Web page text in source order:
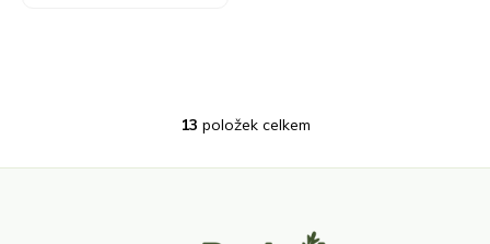
O
l
13 položek celkem